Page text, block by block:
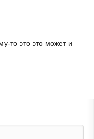
то это это может и